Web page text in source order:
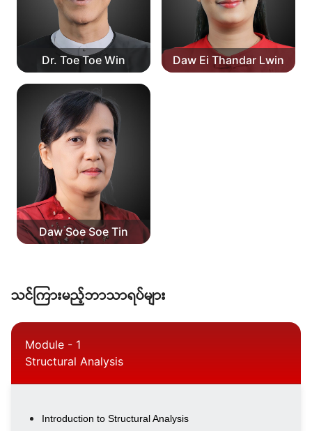
Dr. Toe Toe Win Daw Ei Thandar Lwin
Daw Soe Soe Tin
သင်ကြားမည့်ဘာသာရပ်များ
Module - 1
Structural Analysis
Introduction to Structural Analysis